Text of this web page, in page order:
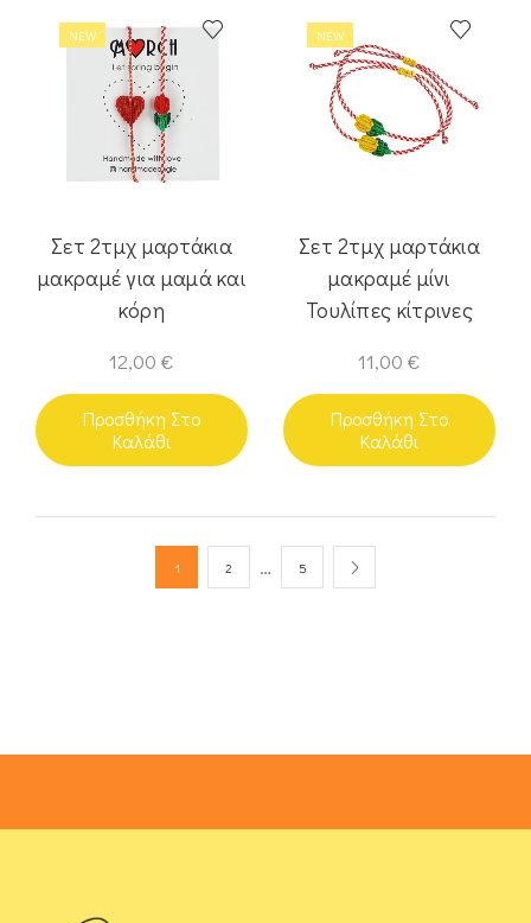
NEW
Σετ 2τμχ μαρτάκια
μακραμέ για μαμά και
κόρη
12,00 €
Προσθήκη Στο
Καλάθι
NEW
Σετ 2τμχ μαρτάκια
μακραμέ μίνι
Τουλίπες κίτρινες
11,00 €
Προσθήκη Στο
Καλάθι
1 2 … 5